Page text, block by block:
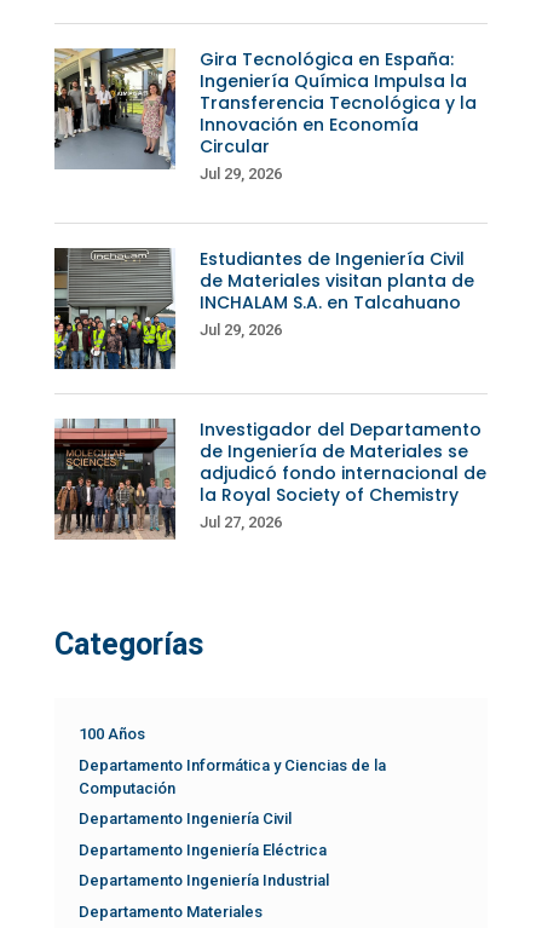
Gira Tecnológica en España:
Ingeniería Química Impulsa la
Transferencia Tecnológica y la
Innovación en Economía
Circular
Jul 29, 2026
Estudiantes de Ingeniería Civil
de Materiales visitan planta de
INCHALAM S.A. en Talcahuano
Jul 29, 2026
Investigador del Departamento
de Ingeniería de Materiales se
adjudicó fondo internacional de
la Royal Society of Chemistry
Jul 27, 2026
Categorías
100 Años
Departamento Informática y Ciencias de la
Computación
Departamento Ingeniería Civil
Departamento Ingeniería Eléctrica
Departamento Ingeniería Industrial
Departamento Materiales